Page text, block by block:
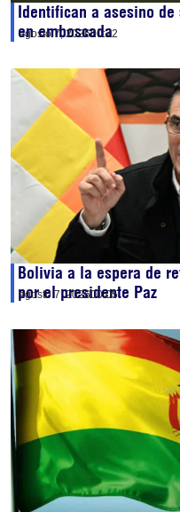
Identifican a asesino
en emboscada
agosto 7, 202600:22
Bolivia a la espera de
por el presidente Paz
agosto 7, 202600:05